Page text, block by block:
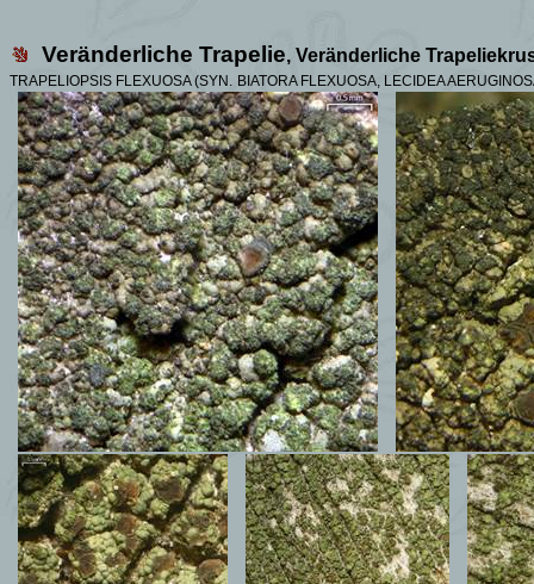
Veränderliche Trapelie, Veränderliche
TRAPELIOPSIS FLEXUOSA (SYN. BIATORA FLEXUOSA, LECIDEA